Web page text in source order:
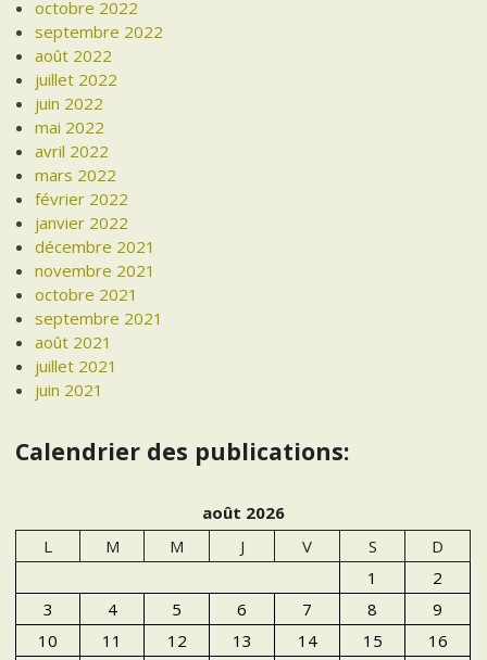
octobre 2022
septembre 2022
août 2022
juillet 2022
juin 2022
mai 2022
avril 2022
mars 2022
février 2022
janvier 2022
décembre 2021
novembre 2021
octobre 2021
septembre 2021
août 2021
juillet 2021
juin 2021
Calendrier des publications:
août 2026
L
M M J V S
D
1
2
3
4 5 6 7 8
9
10
11 12 13 14 15 16